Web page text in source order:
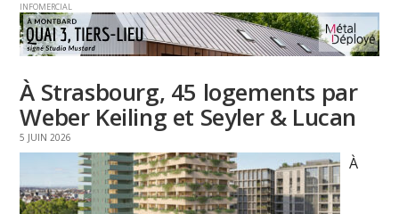
INFOMERCIAL
À Strasbourg, 45 logements par
Weber Keiling et Seyler & Lucan
5 JUIN 2026
À